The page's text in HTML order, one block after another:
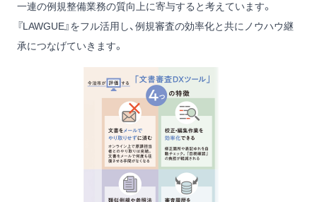
一連の例規整備業務の質向上に寄与すると考えています。
『LAWGUE』をフル活用し、例規審査の効率化と共にノウハウ継
承につなげていきます。